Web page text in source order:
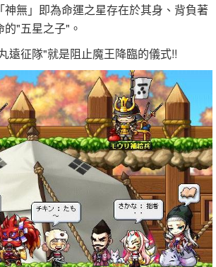
神無」即為命運之星存在於其身、背負著
"五星之子"。
遠征隊"就是阻止魔王降臨的儀式!!